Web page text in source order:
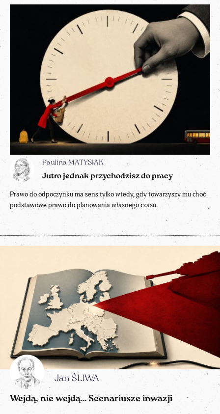
Paulina MATYSIAK
Jutro jednak przychodzisz do pracy
Prawo do odpoczynku ma sens tylko wtedy, gdy towarzyszy mu choć
podstawowe prawo do planowania własnego czasu.
Jan ŚLIWA
Wejdą, nie wejdą… Scenariusze inwazji